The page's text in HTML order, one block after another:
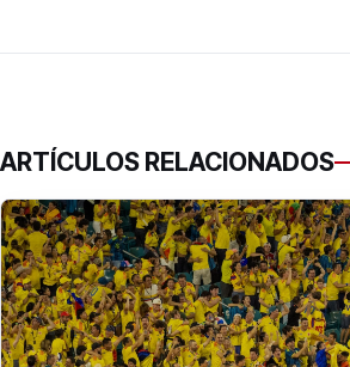
ARTÍCULOS RELACIONADOS